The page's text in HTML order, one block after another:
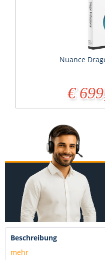
Nuance
€
Beschreibung
mehr